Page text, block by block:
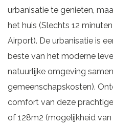
urbanisatie te genieten,
het huis (Slechts 12
Airport). De urbanisatie is
beste van het moderne
natuurlijke omgeving
gemeenschapskosten).
comfort van deze
of 128m2 (mogelijkheid